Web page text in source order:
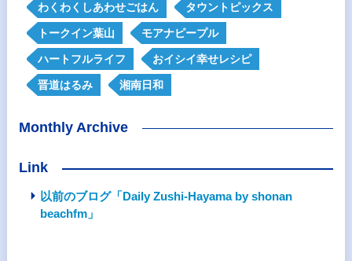
わくわくしあわせごはん タウントピックス
トークイン葉山 モアナピープル
ハートフルライフ おイシイ幸せレシピ
晋道はるみ 湘南日和
Monthly Archive
Link
以前のブログ「Daily Zushi-Hayama by shonan
beachfm」